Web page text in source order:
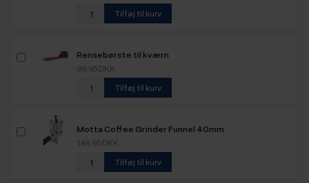
Tilføj til kurv
Rensebørste til kværn
99,95 DKK
Tilføj til kurv
Motta Coffee Grinder Funnel 40mm
149,95 DKK
Tilføj til kurv